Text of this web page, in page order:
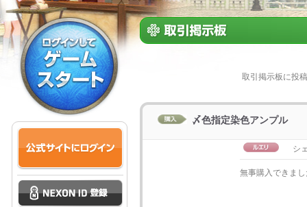
取引掲示板に投
〆色指定染色アンプル
シ
無事購入できま